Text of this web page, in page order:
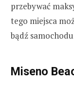
przebywać
tego miejsca
bądź
Miseno